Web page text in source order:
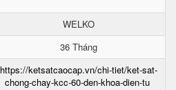
WELKO
36 Tháng
https://ketsatcaocap.vn/chi-tiet/ket-sat-
chong-chay-kcc-60-den-khoa-dien-tu